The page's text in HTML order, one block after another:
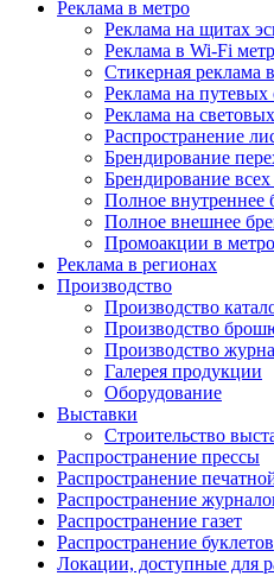
Реклама в метро
Реклама на щитах
Реклама в Wi-Fi
Стикерная реклама
Реклама на путевых
Реклама на
Распространение
Брендирование
Брендирование
Полное внутреннее
Полное внешнее
Промоакции в метро
Реклама в регионах
Производство
Производство
Производство
Производство
Галерея продукции
Оборудование
Выставки
Строительство
Распространение прессы
Распространение
Распространение
Распространение газет
Распространение буклетов
Локации, доступные для